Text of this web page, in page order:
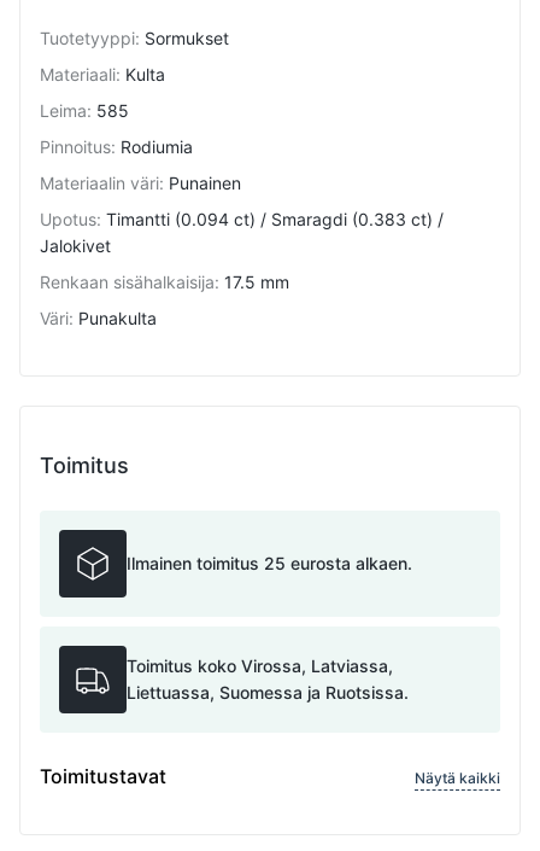
Tuotetyyppi: Sormukset
Materiaali: Kulta
Leima: 585
Pinnoitus: Rodiumia
Materiaalin väri: Punainen
Upotus: Timantti (0.094 ct) / Smaragdi (0.383 ct) /
Jalokivet
Renkaan sisähalkaisija: 17.5 mm
Väri: Punakulta
Toimitus
Ilmainen toimitus 25 eurosta alkaen.
Toimitus koko Virossa, Latviassa,
Liettuassa, Suomessa ja Ruotsissa.
Toimitustavat Näytä kaikki